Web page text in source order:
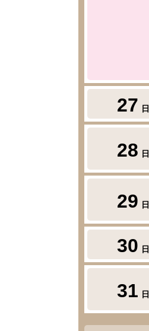
27 日
28 日
29 日
30 日
31 日